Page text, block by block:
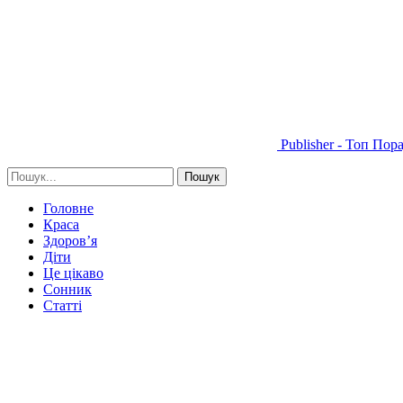
Publisher - Топ
Головне
Краса
Здоров’я
Діти
Це цікаво
Сонник
Статті